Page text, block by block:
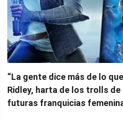
“La gente dice más de lo
Ridley, harta de los trolls de
futuras franquicias